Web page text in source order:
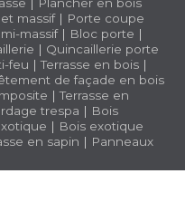
massif| Porte coupe
massif| Bloc porte |
| Quincaillerie porte
feu |Terrasse en bois |
de façade en bois
|Terrasse en
trespa | Bois
| Bois exotique
en sapin | Panneaux